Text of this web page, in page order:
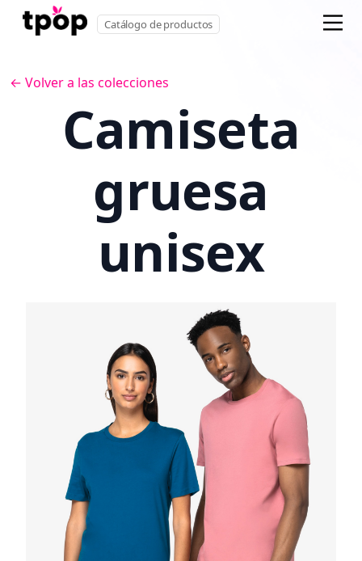
Catálogo de productos
← Volver a las colecciones
Camiseta
gruesa
unisex